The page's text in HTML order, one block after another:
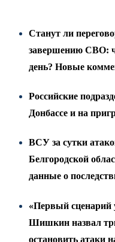
Станут ли
завершению СВО:
день? Новые
Российские
Донбассе и на
ВСУ за сутки
Белгородской
данные о
«Первый сценарий
Шишкин назвал
остановить атаки